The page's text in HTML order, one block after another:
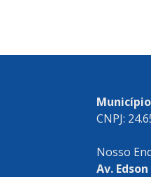
CNPJ:
Nosso
Av.